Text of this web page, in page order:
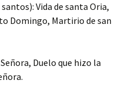
Vida de santa Oria,
Domingo, Martirio de san
Duelo que hizo la